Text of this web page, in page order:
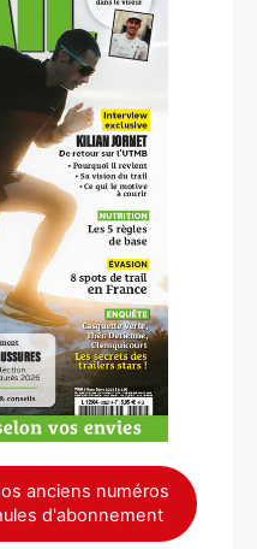
anciens numéros
d'abonnement